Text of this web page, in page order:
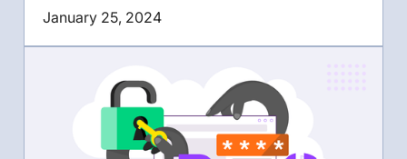
January 25, 2024